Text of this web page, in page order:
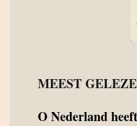
MEEST
ONederland